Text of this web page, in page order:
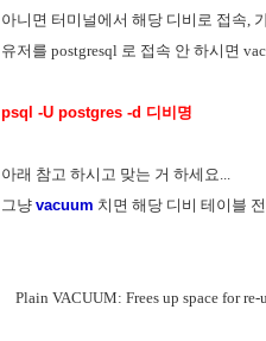
아니면 터미널에서 해당 디비로 접속,
유저를 postgresql 로 접속 안 하시면
psql -U postgres -d 디비명
아래 참고 하시고 맞는 거 하세요...
그냥 vacuum 치면 해당 디비 테이블
Plain VACUUM: Frees up space for re-